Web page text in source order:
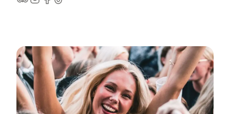
TripAdvisor
Instagram
Facebook
TikTok